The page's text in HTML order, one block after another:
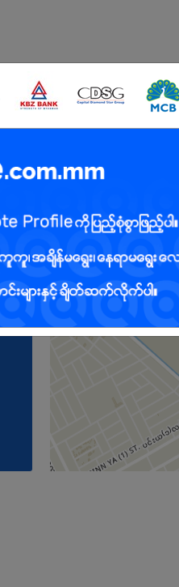
တ် ဆက်စပ်ဘာသာရပ်ဖြင့် ဘွဲ့ရရှိထားသူဖ
စ်ခန့် အတွေ့အကြုံရှိရမည်။
ကောင်းမွန်ရမည်။
ာင်းမွန်ရမည်။
များ အသုံးပြုနိုင်ရမည်။
ါ် နားလည်မှုရှိရမည်။
မည်။
။
ြင့် အလုပ်လုပ်နိုင်သူဖြစ်ရမည်။